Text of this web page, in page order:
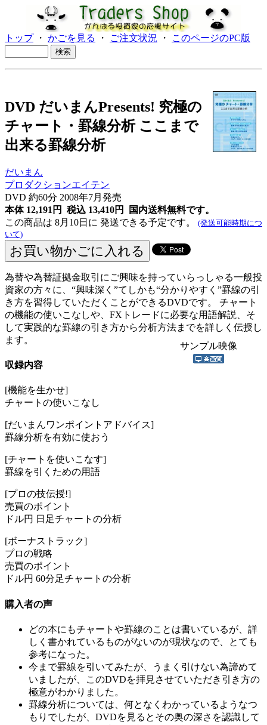
トップ・ かごを見る ・ ご注文状況 ・ このページのPC版
DVD だいまんPresents! 究極の
チャート・罫線分析 ここまで
出来る罫線分析
だいまん
プロダクションエイテン
DVD 約60分 2008年7月発売
本体 12,191円 税込 13,410円
国内送料無料です。
この商品は 8月10日に 発送できる予定です。 (発送可能時期につ
いて)
為替や為替証拠金取引にご興味を持っていらっしゃる一般投
資家の方々に、“興味深く”てしかも“分かりやすく”罫線の引
き方を習得していただくことができるDVDです。 チャート
の機能の使いこなしや、FXトレードに必要な用語解説、そ
して実践的な罫線の引き方から分析方法までを詳しく伝授し
ます。
サンプル映像
収録内容
[機能を生かせ]
チャートの使いこなし
[だいまんワンポイントアドバイス]
罫線分析を有効に使おう
[チャートを使いこなす]
罫線を引くための用語
[プロの技伝授!]
売買のポイント
ドル円 日足チャートの分析
[ボーナストラック]
プロの戦略
売買のポイント
ドル円 60分足チャートの分析
購入者の声
どの本にもチャートや罫線のことは書いているが、詳
しく書かれているものがないのが現状なので、とても
参考になった。
今まで罫線を引いてみたが、うまく引けない為諦めて
いましたが、このDVDを拝見させていただき引き方の
極意がわかりました。
罫線分析については、何となくわかっているようなつ
もりでしたが、DVDを見るとその奥の深さを認識して